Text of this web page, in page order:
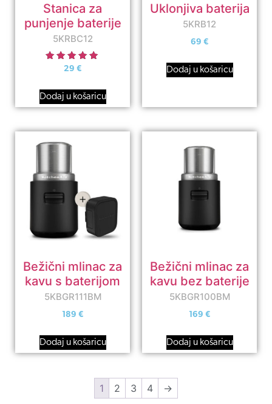
Stanica za
punjenje baterije
5KRBC12
Ocjenjeno
29 €
Dodaj u košaricu
Uklonjiva baterija
5KRB12
69 €
Dodaj u košaricu
Bežični mlinac za
kavu s baterijom
5KBGR111BM
189 €
Dodaj u košaricu
Bežični mlinac za
kavu bez baterije
5KBGR100BM
169 €
Dodaj u košaricu
1 2 3 4 →